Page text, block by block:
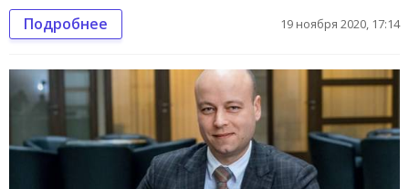
Подробнее 19 ноября 2020, 17:14